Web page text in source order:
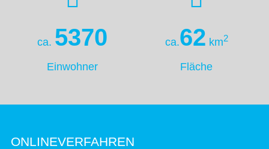
ca. 5370
Einwohner
ca.62 km2
Fläche
ONLINEVERFAHREN